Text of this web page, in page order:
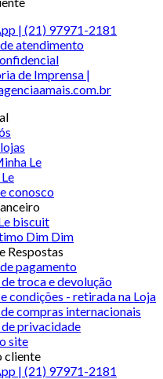
| (21) 97971-2181
atendimento
de Imprensa |
Le
conosco
biscuit
Dim Dim
Respostas
pagamento
troca e devolução
condições - retirada na Loja
compras internacionais
privacidade
site
cliente
| (21) 97971-2181